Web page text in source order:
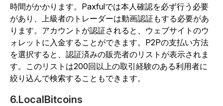
時間がかかります。Paxfulでは本人確認を必ず行う必要
があり、上級者のトレーダーは動画認証もする必要があ
ります。アカウントが認証されると、ウェブサイトのウ
ォレットに入金することができます。P2Pの支払い方法
を選択すると、認証済みの販売者のリストが表示されま
す。このリストは200回以上の取引経験のある利用者に
絞り込んで検索することもできます。
6.LocalBitcoins